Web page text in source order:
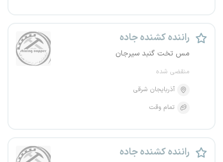
راننده کشنده جاده
مس تخت گنبد سیرجان
منقضی شده
آذربایجان شرقی
تمام وقت
راننده کشنده جاده